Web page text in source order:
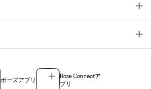
ボーズアプリ
Bose Connectア
プリ